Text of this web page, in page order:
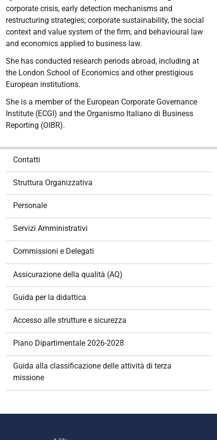
corporate crisis, early detection mechanisms and
restructuring strategies; corporate sustainability, the social
context and value system of the firm; and behavioural law
and economics applied to business law.
She has conducted research periods abroad, including at
the London School of Economics and other prestigious
European institutions.
She is a member of the European Corporate Governance
Institute (ECGI) and the Organismo Italiano di Business
Reporting (OIBR).
Contatti
Struttura Organizzativa
Personale
Servizi Amministrativi
Commissioni e Delegati
Assicurazione della qualità (AQ)
Guida per la didattica
Accesso alle strutture e sicurezza
Piano Dipartimentale 2026-2028
Guida alla classificazione delle attività di terza
missione